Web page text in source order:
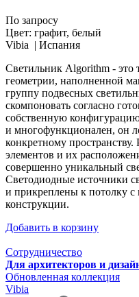
По запросу
Цвет: графит, белый
Vibia | Испания
Светильник Algorithm - это
геометрии, наполненной
группу подвесных
скомпоновать согласно
собственную
и многофункционален, он
конкретному пространству.
элементов и их
совершенно уникальный
Светодиодные источники
и прикреплены к потолку
конструкции.
Добавить в корзину
Сотрудничество
Для архитекторов и
Обновленная коллекция
Vibia